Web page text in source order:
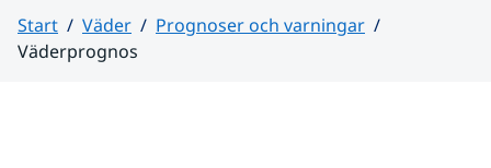
Start Väder
Prognoser och varningar
Väderprognos